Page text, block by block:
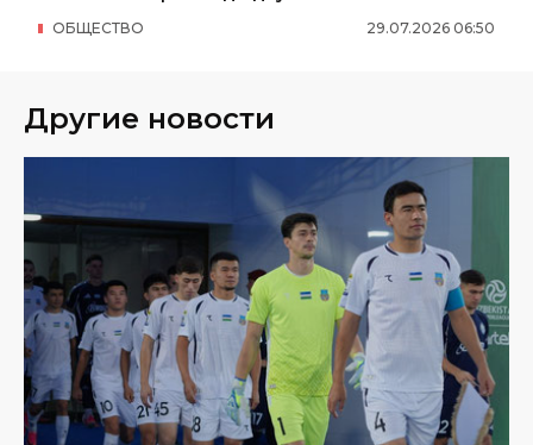
29.07.2026 06:50
ОБЩЕСТВО
Другие новости